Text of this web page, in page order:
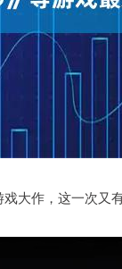
大作，这一次又